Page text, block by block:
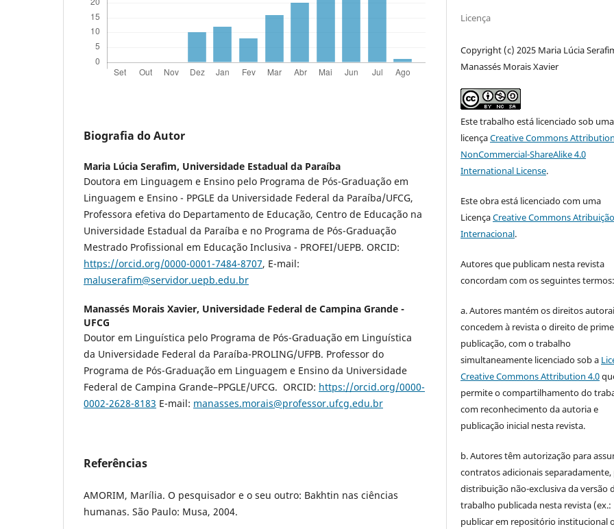
Biografia do Autor
Maria Lúcia Serafim, Universidade Estadual da Paraíba
Doutora em Linguagem e Ensino pelo Programa de Pós-Graduação em
Linguagem e Ensino - PPGLE da Universidade Federal da Paraíba/UFCG,
Professora efetiva do Departamento de Educação, Centro de Educação na
Universidade Estadual da Paraíba e no Programa de Pós-Graduação
Mestrado Profissional em Educação Inclusiva - PROFEI/UEPB. ORCID:
https://orcid.org/0000-0001-7484-8707, E-mail:
maluserafim@servidor.uepb.edu.br
Manassés Morais Xavier, Universidade Federal de Campina Grande -
UFCG
Doutor em Linguística pelo Programa de Pós-Graduação em Linguística
da Universidade Federal da Paraíba-PROLING/UFPB. Professor do
Programa de Pós-Graduação em Linguagem e Ensino da Universidade
Federal de Campina Grande–PPGLE/UFCG. ORCID: https://orcid.org/0000-
0002-2628-8183 E-mail: manasses.morais@professor.ufcg.edu.br
Referências
AMORIM, Marília. O pesquisador e o seu outro: Bakhtin nas ciências
humanas. São Paulo: Musa, 2004.
Licença
Copyright (c) 2025 Maria Lúcia
Manassés Morais Xavier
Este trabalho está licenciado sob uma
licençaCreative Commons
NonCommercial-ShareAlike 4.0
International License.
Este obra está licenciado com uma
LicençaCreative Commons
Internacional.
Autores que publicam nesta revista
concordam com os seguintes termos:
a. Autores mantém os direitos
concedem à revista o direito de
publicação, com o trabalho
simultaneamente licenciado sob a
Creative Commons Attribution 4.0
permite o compartilhamento do
com reconhecimento da autoria e
publicação inicial nesta revista.
b. Autores têm autorização para
contratos adicionais separadamente,
distribuição não-exclusiva da versão
trabalho publicada nesta revista (ex.:
publicar em repositório institucional